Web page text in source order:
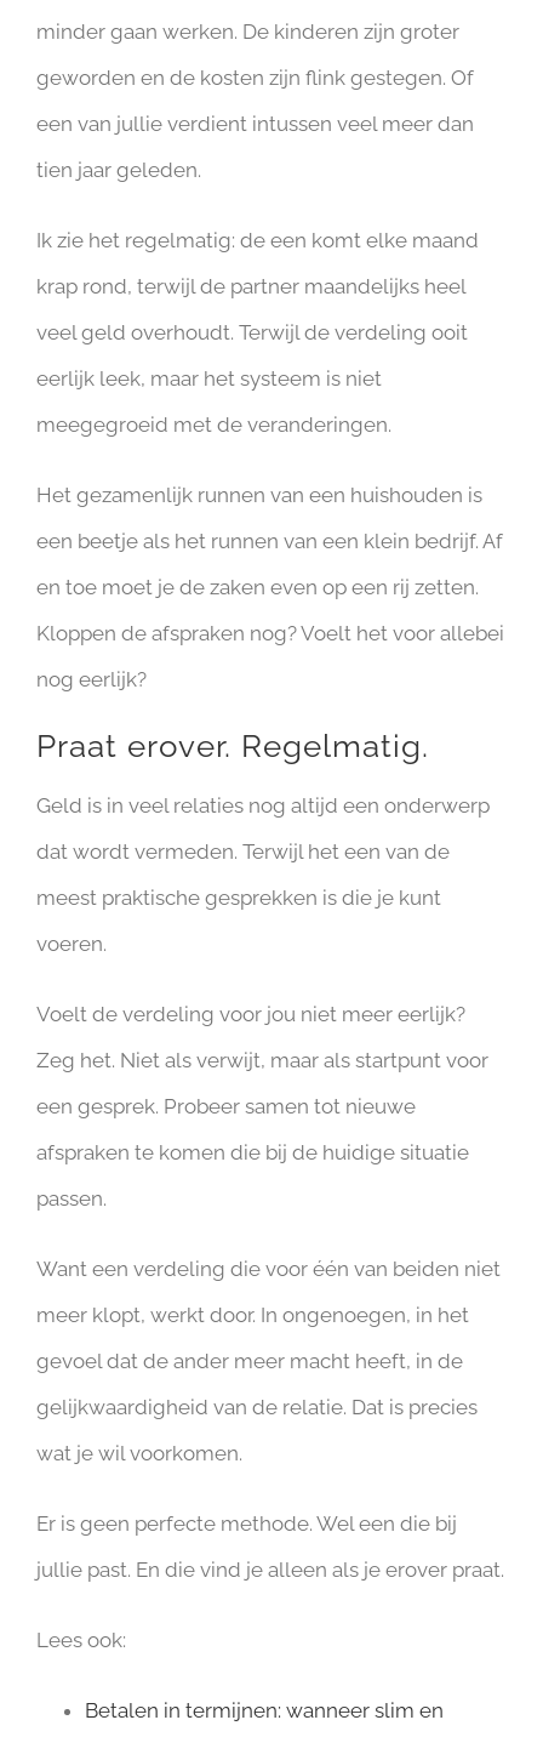
minder gaan werken. De kinderen zijn groter
geworden en de kosten zijn flink gestegen. Of
een van jullie verdient intussen veel meer dan
tien jaar geleden.
Ik zie het regelmatig: de een komt elke maand
krap rond, terwijl de partner maandelijks heel
veel geld overhoudt. Terwijl de verdeling ooit
eerlijk leek, maar het systeem is niet
meegegroeid met de veranderingen.
Het gezamenlijk runnen van een huishouden is
een beetje als het runnen van een klein bedrijf. Af
en toe moet je de zaken even op een rij zetten.
Kloppen de afspraken nog? Voelt het voor allebei
nog eerlijk?
Praat erover. Regelmatig.
Geld is in veel relaties nog altijd een onderwerp
dat wordt vermeden. Terwijl het een van de
meest praktische gesprekken is die je kunt
voeren.
Voelt de verdeling voor jou niet meer eerlijk?
Zeg het. Niet als verwijt, maar als startpunt voor
een gesprek. Probeer samen tot nieuwe
afspraken te komen die bij de huidige situatie
passen.
Want een verdeling die voor één van beiden niet
meer klopt, werkt door. In ongenoegen, in het
gevoel dat de ander meer macht heeft, in de
gelijkwaardigheid van de relatie. Dat is precies
wat je wil voorkomen.
Er is geen perfecte methode. Wel een die bij
jullie past. En die vind je alleen als je erover praat.
Lees ook:
Betalen in termijnen: wanneer slim en